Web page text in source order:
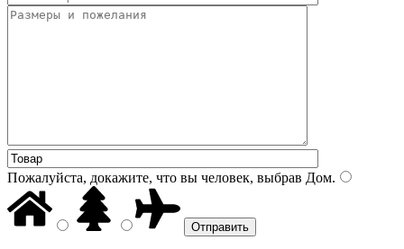
Пожалуйста, докажите, что вы человек, выбрав Дом.